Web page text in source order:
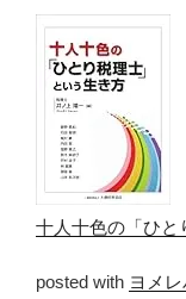
十人十色の「ひと
posted with ヨメ